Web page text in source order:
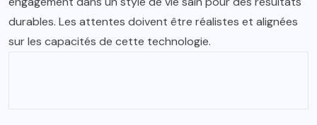
durables. Les attentes doivent être réalistes et alignées
sur les capacités de cette technologie.